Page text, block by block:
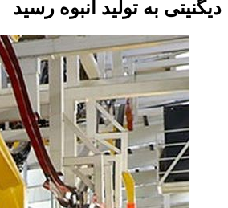
دیگنیتی به تولید انبوه رسید